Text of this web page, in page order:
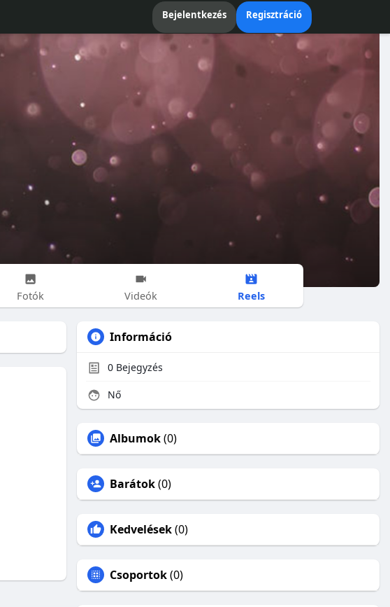
Bejelentkezés Regisztráció
Fotók Videók Reels
Információ
0 Bejegyzés
Nő
Albumok(0)
Barátok(0)
Kedvelések(0)
Csoportok(0)